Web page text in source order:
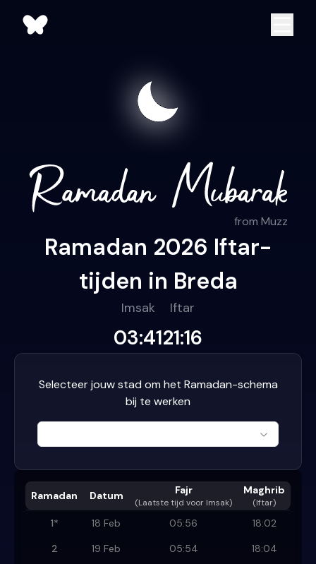
from Muzz
Ramadan 2026 Iftar-
tijden in Breda
Imsak
03:41
Iftar
21:16
Selecteer jouw stad om het Ramadan-schema
bij te werken
Ramadan Datum Fajr
(Laatste tijd voor Imsak)
Maghrib
(Iftar)
1* 18 Feb 05:56
18:02
2
19 Feb 05:54
18:04